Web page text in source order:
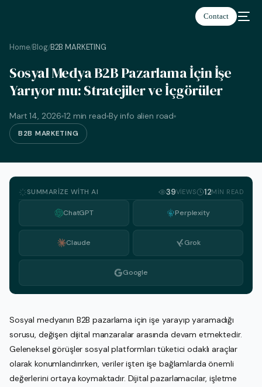
Contact
Home/Blog/B2B MARKETING
Sosyal Medya B2B Pazarlama İçin İşe
Yarıyor mu: Stratejiler ve İçgörüler
Mart 14, 2026 12 min read By info alien road
B2B MARKETING
SUMMARIZE WITH AI 39VIEWS 12MIN READ
ChatGPT Perplexity
Claude Grok
Google
Sosyal medyanın B2B pazarlama için işe yarayıp yaramadığı
sorusu, değişen dijital manzaralar arasında devam etmektedir.
Geleneksel görüşler sosyal platformları tüketici odaklı araçlar
olarak konumlandırırken, veriler işten işe bağlamlarda önemli
değerlerini ortaya koymaktadır. Dijital pazarlamacılar, işletme